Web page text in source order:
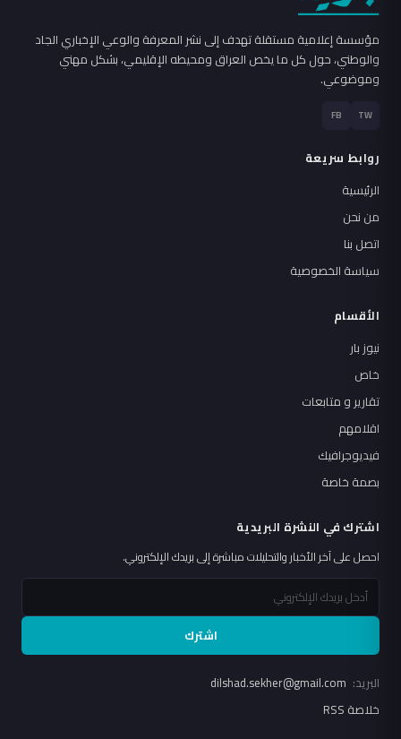
مؤسسة إعلامية مستقلة تهدف إلى نشر المعرفة والوعي الإخباري الجاد
والوطني، حول كل ما يخص العراق ومحيطه الإقليمي، بشكل مهني
وموضوعي.
TW
FB
روابط سريعة
الرئيسية
من نحن
اتصل بنا
سياسة الخصوصية
الأقسام
نيوز بار
خاص
تقارير و متابعات
اقلامهم
فيديوجرافيك
بصمة خاصة
اشترك في النشرة البريدية
احصل على آخر الأخبار والتحليلات مباشرة إلى بريدك الإلكتروني.
اشترك
البريد:
خلاصة RSS